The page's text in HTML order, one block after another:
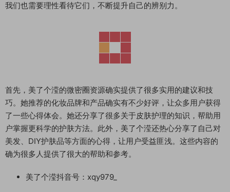
我们也需要理性看待它们，不断提升自己的辨别力。
首先，美了个滢的微密圈资源确实提供了很多实用的建议和技
巧。她推荐的化妆品牌和产品确实有不少好评，让众多用户获得
了一些心得体会。她还分享了很多关于皮肤护理的知识，帮助用
户掌握更科学的护肤方法。此外，美了个滢还热心分享了自己对
美发、DIY护肤品等方面的心得，让用户受益匪浅。这些内容的
确为很多人提供了很大的帮助和参考。
美了个滢抖音号：xqy979_